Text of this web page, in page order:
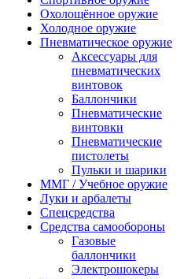
Охолощённое оружие
Холодное оружие
Пневматическое оружие
Аксессуары для
пневматических
винтовок
Баллончики
Пневматические
винтовки
Пневматические
пистолеты
Пульки и шарики
ММГ / Учебное оружие
Луки и арбалеты
Спецсредства
Средства самообороны
Газовые
баллончики
Электрошокеры